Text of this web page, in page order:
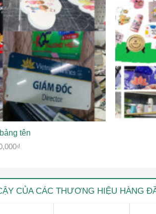
tên
₫
CỦA CÁC THƯƠNG HIỆU HÀNG